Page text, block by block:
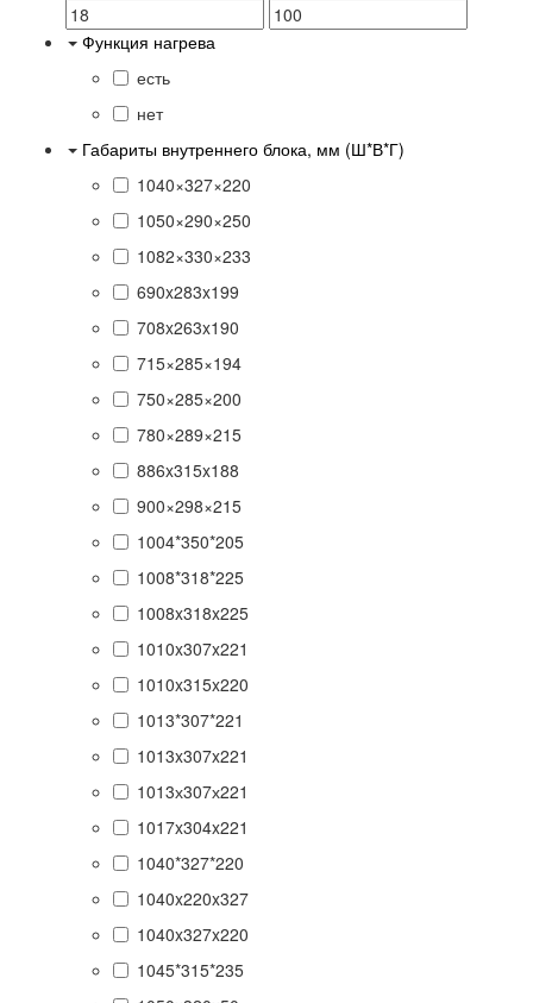
Функция нагрева
есть
нет
Габариты внутреннего блока, мм (Ш*В*Г)
1040×327×220
1050×290×250
1082×330×233
690x283x199
708x263x190
715×285×194
750×285×200
780×289×215
886x315x188
900×298×215
1004*350*205
1008*318*225
1008x318x225
1010x307x221
1010x315x220
1013*307*221
1013x307x221
1013х307х221
1017x304x221
1040*327*220
1040x220x327
1040x327x220
1045*315*235